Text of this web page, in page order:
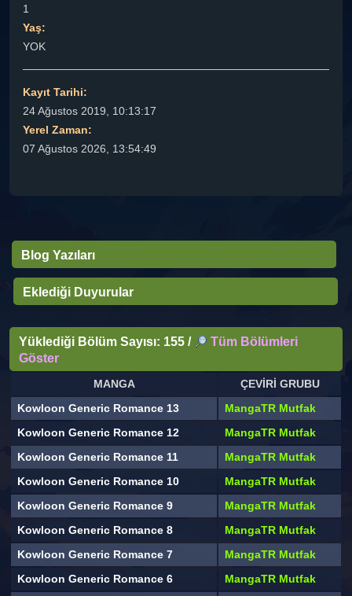
1
Yaş:
YOK
Kayıt Tarihi:
24 Ağustos 2019, 10:13:17
Yerel Zaman:
07 Ağustos 2026, 13:54:49
Blog Yazıları
Eklediği Duyurular
Yüklediği Bölüm Sayısı: 155 /
Tüm Bölümleri
Göster
MANGA
ÇEVİRİ GRUBU
Kowloon Generic Romance 13
MangaTR Mutfak
Kowloon Generic Romance 12
MangaTR Mutfak
Kowloon Generic Romance 11
MangaTR Mutfak
Kowloon Generic Romance 10
MangaTR Mutfak
Kowloon Generic Romance 9
MangaTR Mutfak
Kowloon Generic Romance 8
MangaTR Mutfak
Kowloon Generic Romance 7
MangaTR Mutfak
Kowloon Generic Romance 6
MangaTR Mutfak